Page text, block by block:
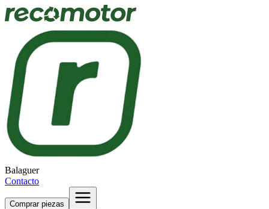
Balaguer
Contacto
Comprar piezas